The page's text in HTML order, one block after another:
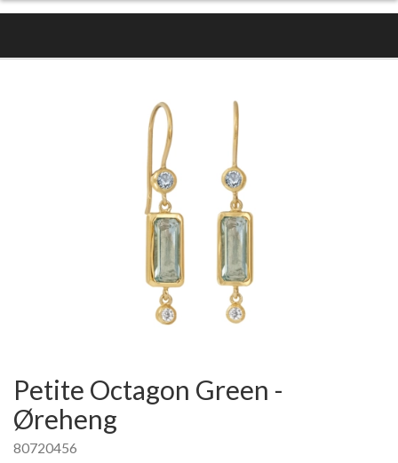
Petite Octagon Green -
Øreheng
80720456